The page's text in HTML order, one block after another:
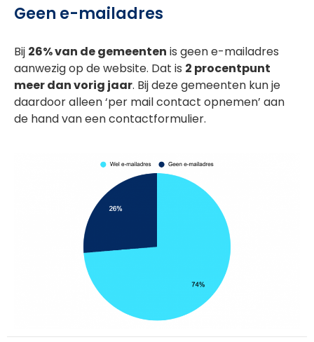
Geen e-mailadres
Bij 26% van de gemeenten is geen e-mailadres
aanwezig op de website. Dat is 2 procentpunt
meer dan vorig jaar. Bij deze gemeenten kun je
daardoor alleen ‘per mail contact opnemen’ aan
de hand van een contactformulier.